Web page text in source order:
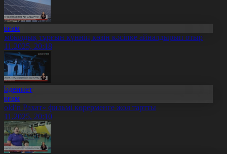
тұрғын күннің көзін кәсіпке айналдырып отыр
20:18
Рахат» фильмі көрерменге жол тартты
20:10